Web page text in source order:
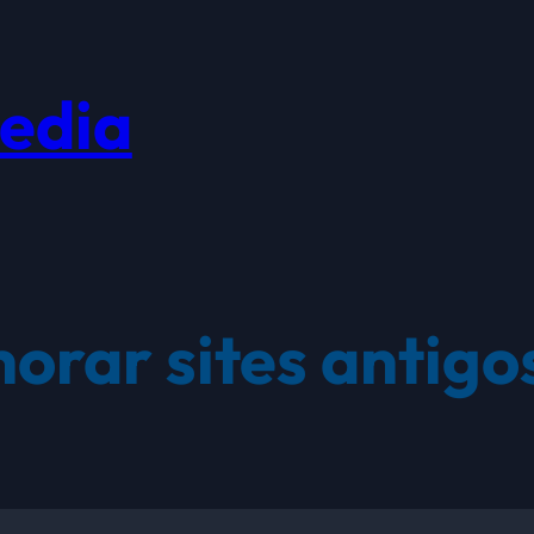
sites